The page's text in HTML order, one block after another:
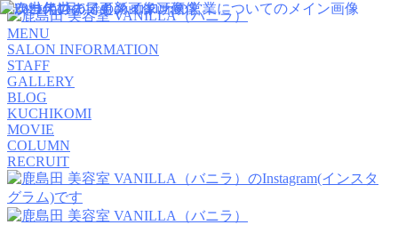
MENU
SALON INFORMATION
STAFF
GALLERY
BLOG
KUCHIKOMI
MOVIE
COLUMN
RECRUIT